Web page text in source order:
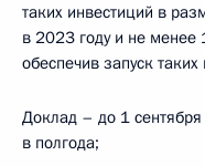
таких инвестиций в
в 2023 году и не менее
обеспечив запуск таких
Доклад – до 1
в полгода;